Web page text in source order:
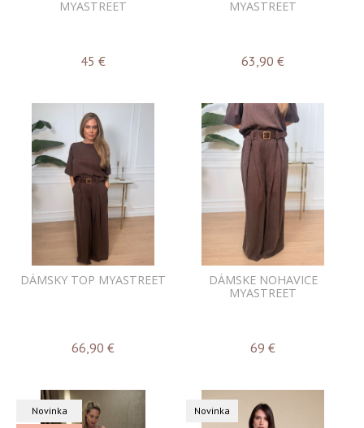
MYASTREET
45 €
MYASTREET
63,90 €
DÁMSKY TOP MYASTREET
66,90 €
DÁMSKE NOHAVICE
MYASTREET
69 €
Novinka
Novinka